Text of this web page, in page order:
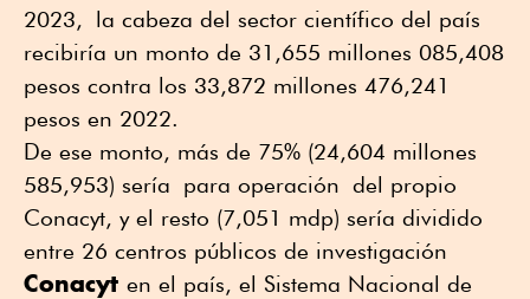
2023, la cabeza del sector científico del país
recibiría un monto de 31,655 millones 085,408
pesos contra los 33,872 millones 476,241
pesos en 2022.
De ese monto, más de 75% (24,604 millones
585,953) sería para operación del propio
Conacyt, y el resto (7,051 mdp) sería dividido
entre 26 centros públicos de investigación
Conacyt en el país, el Sistema Nacional de